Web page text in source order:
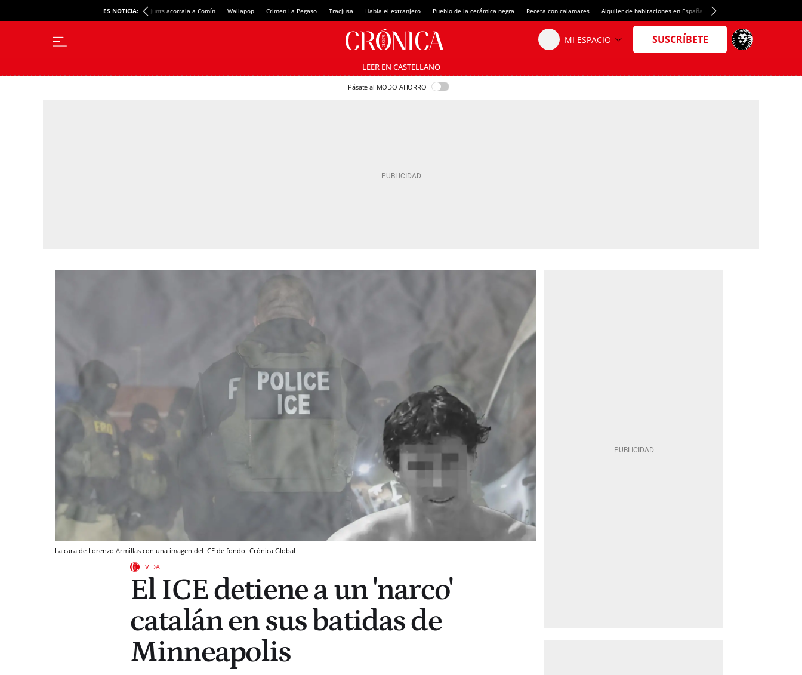
ES NOTICIA: Junts acorrala a Comín Wallapop Crimen La Pegaso Tracjusa Habla el extranjero Pueblo de la cerámica negra Receta con calamares Alquiler de habitaciones en España Crédito del Spotify Camp Nou
LEER EN CASTELLANO
Pásate al MODO AHORRO
La cara de Lorenzo Armillas con una imagen del ICE de fondo Crónica Global
VIDA
El ICE detiene a un 'narco'
catalán en sus batidas de
Minneapolis